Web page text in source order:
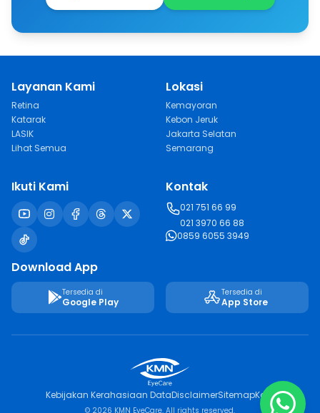
Layanan Kami
Retina
Katarak
LASIK
Lihat Semua
Lokasi
Kemayoran
Kebon Jeruk
Jakarta Selatan
Semarang
Ikuti Kami Kontak
021 751 66 99
021 3970 66 88
0859 6055 3949
Download App
Tersedia di
Google Play
Tersedia di
App Store
Kebijakan Kerahasiaan DataDisclaimerSitemapKarir
© 2026 KMN EyeCare. All rights reserved.